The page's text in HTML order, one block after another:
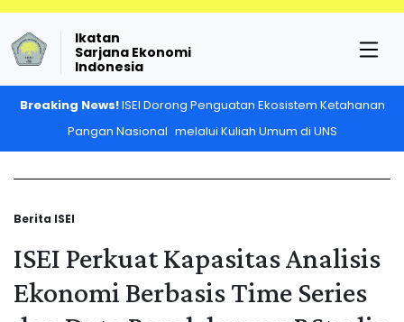
Ikatan
Sarjana Ekonomi
Indonesia
Breaking News!ISEI Dorong Penguatan Ekosistem Ketahanan
Pangan Nasional melalui Kuliah Umum di UNS
Berita ISEI
ISEI Perkuat Kapasitas Analisis
Ekonomi Berbasis Time Series